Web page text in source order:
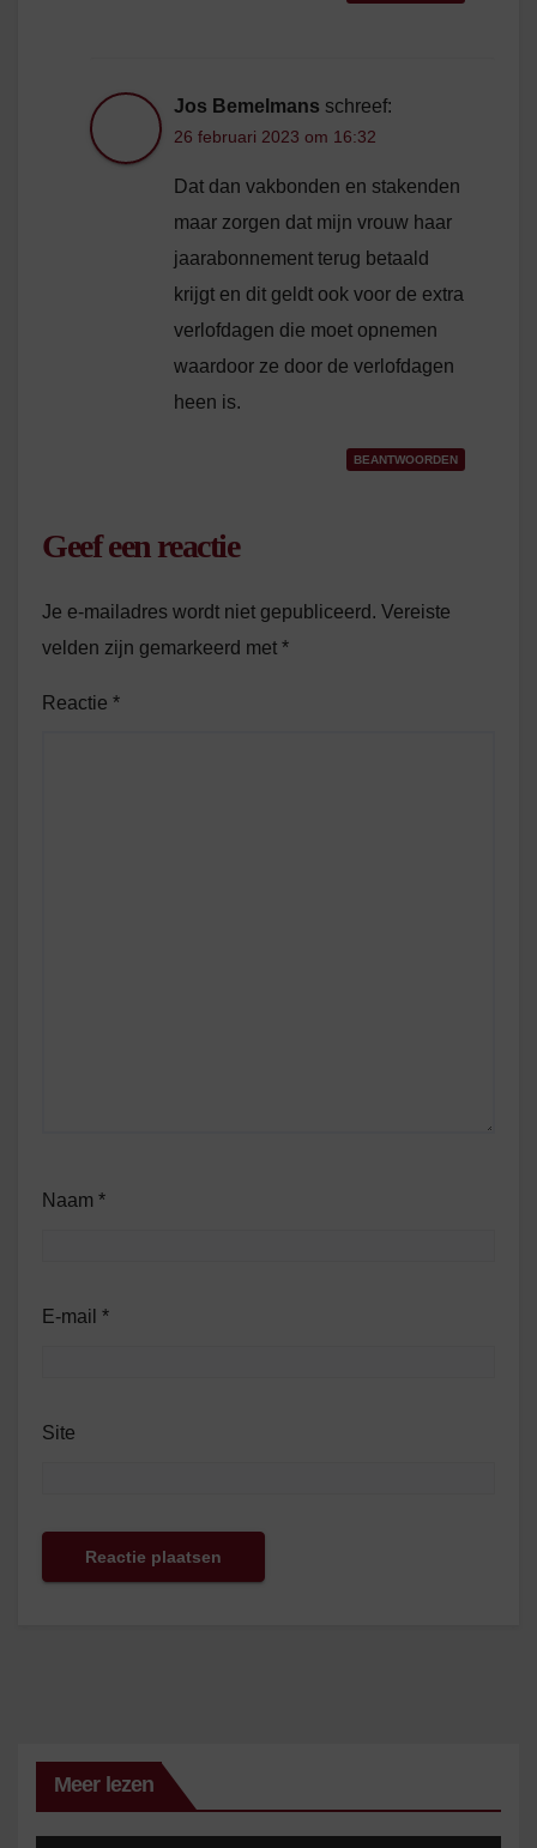
Jos Bemelmans schreef:
26 februari 2023 om 16:32
Dat dan vakbonden en stakenden
maar zorgen dat mijn vrouw haar
jaarabonnement terug betaald
krijgt en dit geldt ook voor de extra
verlofdagen die moet opnemen
waardoor ze door de verlofdagen
heen is.
BEANTWOORDEN
Geef een reactie
Je e-mailadres wordt niet gepubliceerd. Vereiste
velden zijn gemarkeerd met *
Reactie *
Naam *
E-mail *
Site
Meer lezen